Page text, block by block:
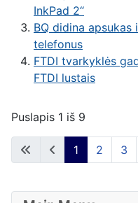
InkPad 2“
BQ didina apsukas
telefonus
FTDI tvarkyklės
FTDI lustais
Puslapis 1 iš 9
1 2 3